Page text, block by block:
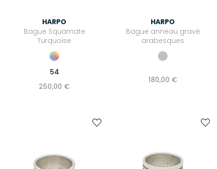
HARPO
Bague Squamate
Turquoise
54
250,00 €
HARPO
Bague anneau gravé
arabesques
180,00 €